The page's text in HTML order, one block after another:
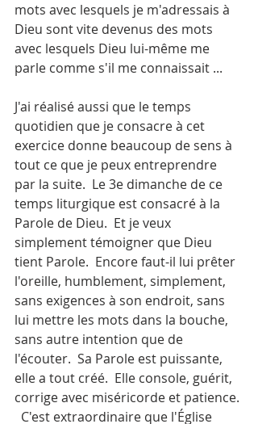
mots avec lesquels je m'adressais à
Dieu sont vite devenus des mots
avec lesquels Dieu lui-même me
parle comme s'il me connaissait ...
J'ai réalisé aussi que le temps
quotidien que je consacre à cet
exercice donne beaucoup de sens à
tout ce que je peux entreprendre
par la suite.  Le 3e dimanche de ce
temps liturgique est consacré à la
Parole de Dieu.  Et je veux
simplement témoigner que Dieu
tient Parole.  Encore faut-il lui prêter
l'oreille, humblement, simplement,
sans exigences à son endroit, sans
lui mettre les mots dans la bouche,
sans autre intention que de
l'écouter.  Sa Parole est puissante,
elle a tout créé.  Elle console, guérit,
corrige avec miséricorde et patience.
  C'est extraordinaire que l'Église